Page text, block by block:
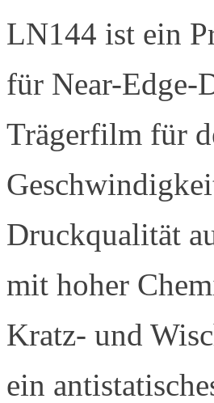
LN144 ist ein
für Near-Edge-
Trägerfilm für
Druckqualität
mit hoher
Kratz- und
ein